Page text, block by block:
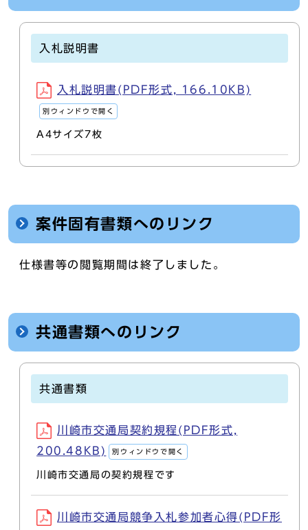
入札説明書
入札説明書(PDF形式, 166.10KB)
別ウィンドウで開く
A4サイズ7枚
案件固有書類へのリンク
仕様書等の閲覧期間は終了しました。
共通書類へのリンク
共通書類
川崎市交通局契約規程(PDF形式,
200.48KB)
別ウィンドウで開く
川崎市交通局の契約規程です
川崎市交通局競争入札参加者心得(PDF形